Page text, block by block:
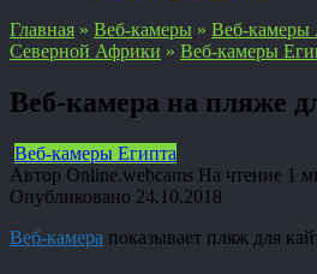
Главная » Веб-камеры » Веб-камеры
Северной Африки » Веб-камеры
Веб-камера на пляже
Веб-камеры Египта
Автор Online.webcams На чтение 1
Опубликовано 24.10.2018
Веб-камера показывает пляж для